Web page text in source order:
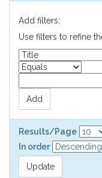
Add filters:
Use filters to refine
Results/Page
In order